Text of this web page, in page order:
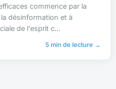
commence par la
désinformation et à
de l'esprit c...
5 min de lecture →